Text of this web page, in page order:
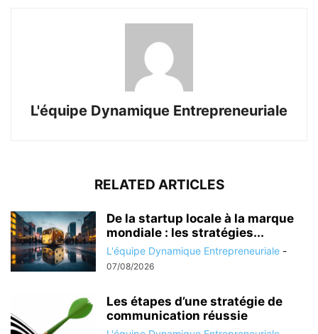
L'équipe Dynamique Entrepreneuriale
RELATED ARTICLES
De la startup locale à la marque
mondiale : les stratégies...
L'équipe Dynamique Entrepreneuriale -
07/08/2026
Les étapes d’une stratégie de
communication réussie